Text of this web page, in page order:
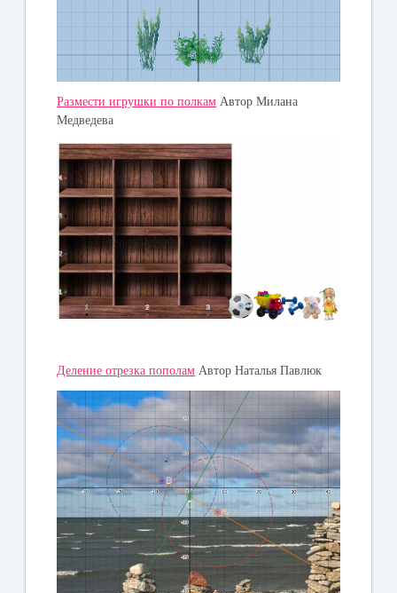
Размести игрушки по полкам Автор Милана
Медведева
Деление отрезка пополам Автор Наталья Павлюк